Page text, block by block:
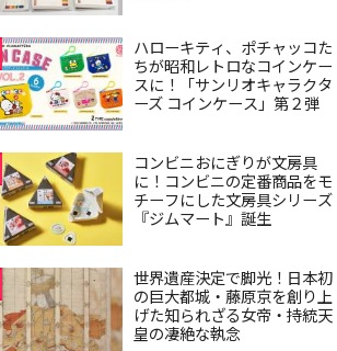
ハローキティ、ポチャッコた
ちが昭和レトロなコインケー
スに！「サンリオキャラクタ
ーズ コインケース」第２弾
コンビニおにぎりが文房具
に！コンビニの定番商品をモ
チーフにした文房具シリーズ
『ジムマート』誕生
世界遺産決定で脚光！日本初
の巨大都城・藤原京を創り上
げた知られざる女帝・持統天
皇の凄絶な執念